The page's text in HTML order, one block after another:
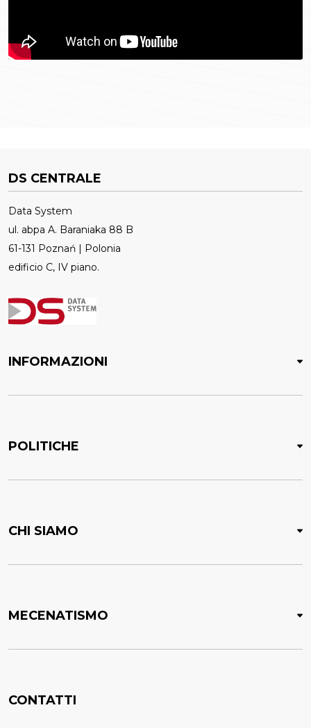
DS CENTRALE
Data System
ul. abpa A. Baraniaka 88 B
61-131 Poznań | Polonia
edificio C, IV piano.
INFORMAZIONI
POLITICHE
CHI SIAMO
MECENATISMO
CONTATTI